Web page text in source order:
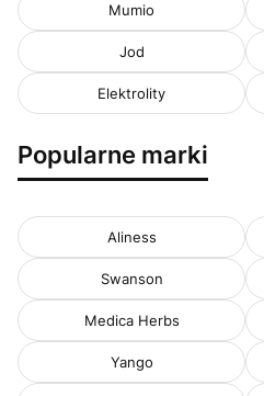
Mumio
Jod
Elektrolity
Popularne marki
Aliness
Swanson
Medica Herbs
Yango